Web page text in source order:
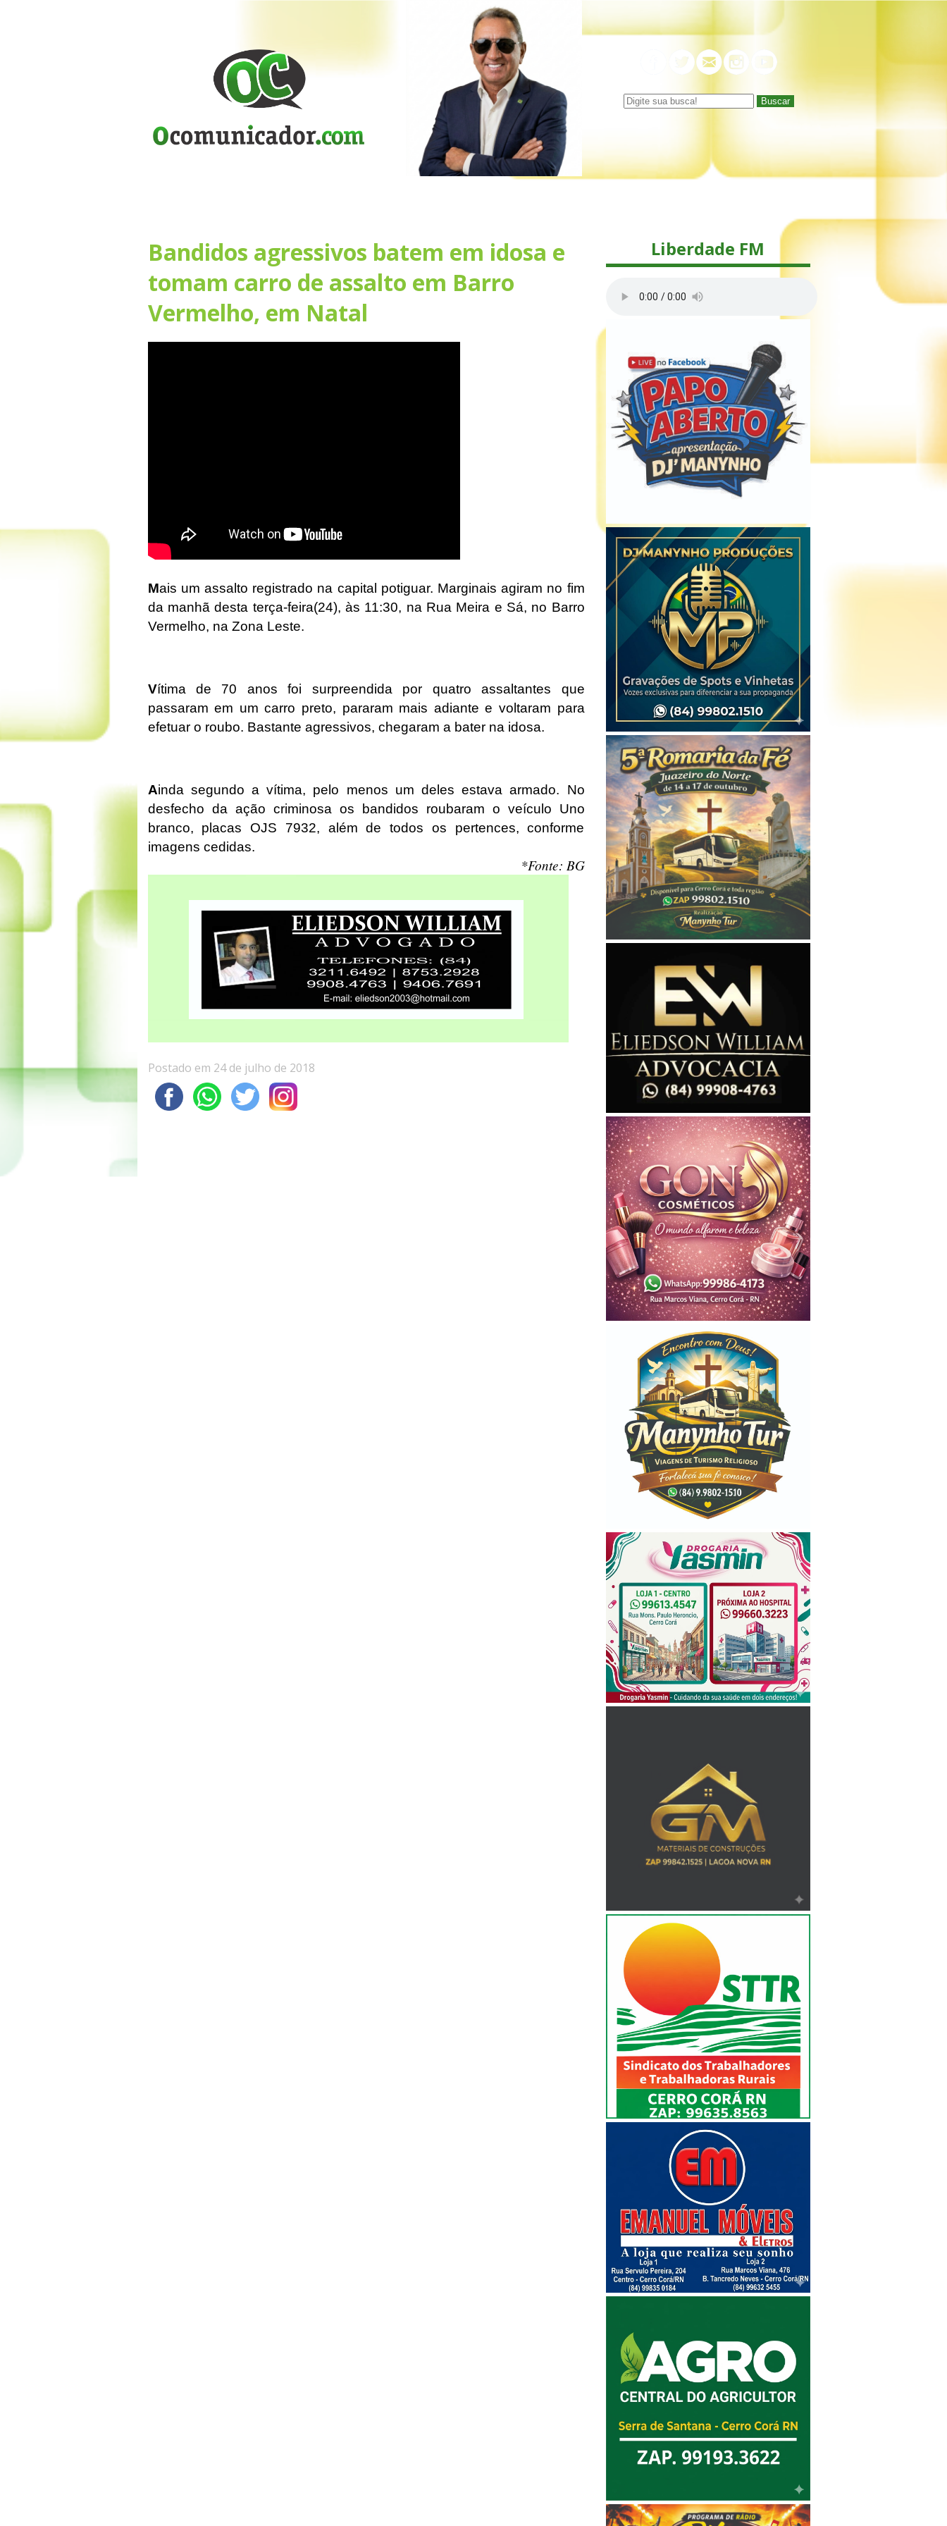
Buscar
Bandidos agressivos batem em idosa e
tomam carro de assalto em Barro
Vermelho, em Natal
Mais um assalto registrado na capital potiguar. Marginais agiram no fim
da manhã desta terça-feira(24), às 11:30, na Rua Meira e Sá, no Barro
Vermelho, na Zona Leste.
Vítima de 70 anos foi surpreendida por quatro assaltantes que
passaram em um carro preto, pararam mais adiante e voltaram para
efetuar o roubo. Bastante agressivos, chegaram a bater na idosa.
Ainda segundo a vítima, pelo menos um deles estava armado. No
desfecho da ação criminosa os bandidos roubaram o veículo Uno
branco, placas OJS 7932, além de todos os pertences, conforme
imagens cedidas.
*Fonte: BG
Postado em 24 de julho de 2018
Liberdade FM